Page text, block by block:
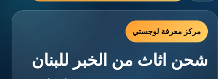
مركز معرفة لوجستي
شحن اثاث من الخبر للبنان